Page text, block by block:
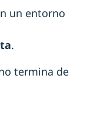
un entorno
.
termina de